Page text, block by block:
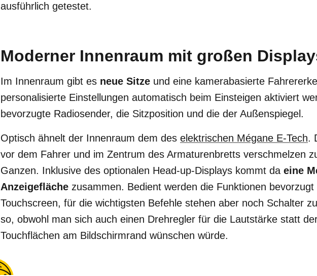
ausführlich getestet.
Moderner Innenraum mit großen
Im Innenraum gibt es neue Sitze und eine kamerabasierte
personalisierte Einstellungen automatisch beim Einsteigen aktiviert
bevorzugte Radiosender, die Sitzposition und die der Außenspiegel.
Optisch ähnelt der Innenraum dem des elektrischen Mégane E-Tech.
vor dem Fahrer und im Zentrum des Armaturenbretts verschmelzen
Ganzen. Inklusive des optionalen Head-up-Displays kommt da eine
Anzeigefläche zusammen. Bedient werden die Funktionen bevorzugt
Touchscreen, für die wichtigsten Befehle stehen aber noch Schalter
so, obwohl man sich auch einen Drehregler für die Lautstärke statt
Touchflächen am Bildschirmrand wünschen würde.